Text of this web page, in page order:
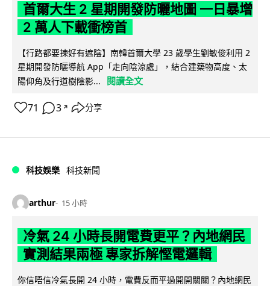
首爾大生 2 星期開發防曬地圖 一日暴增
2 萬人下載衝榜首
【行路都要揀好有遮陰】南韓首爾大學 23 歲學生劉敏俊利用 2
星期開發防曬導航 App「走向陰涼處」，結合建築物高度、太
陽仰角及行道樹陰影...
閱讀全文
71 3 ↗ 分享
科技娛樂 科技新聞
arthur 15 小時
冷氣 24 小時長開電費更平？內地網民
實測結果兩極 專家拆解慳電邏輯
你信唔信冷氣長開 24 小時，電費反而平過開開關關？內地網民